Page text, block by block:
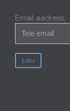
Email aadress: